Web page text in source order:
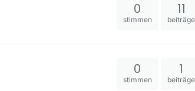
0
stimmen
11
beiträge
0
stimmen
1
beiträge